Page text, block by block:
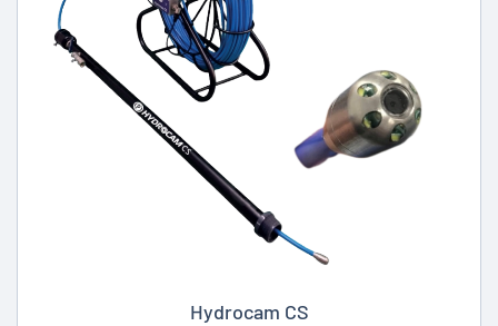
Hydrocam CS